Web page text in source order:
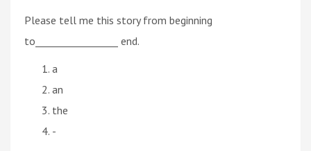
Please tell me this story from beginning
to_________________ end.
a
an
the
-